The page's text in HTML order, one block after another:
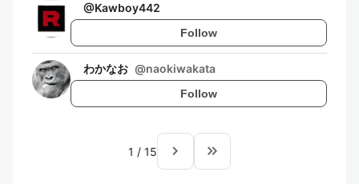
@Kawboy442
Follow
わかなお @naokiwakata
Follow
1 / 15 navigate_next keyboard_double_arrow_right